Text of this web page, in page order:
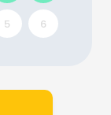
5 6